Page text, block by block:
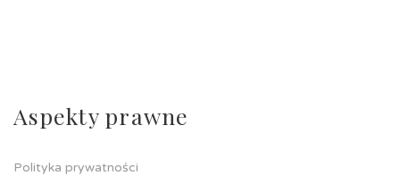
Aspekty prawne
Polityka prywatności